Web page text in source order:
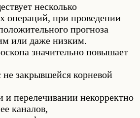
несколько
операций, при проведении
прогноза
или даже низким.
значительно повышает
закрывшейся корневой
и перелечивании некорректно
каналов,